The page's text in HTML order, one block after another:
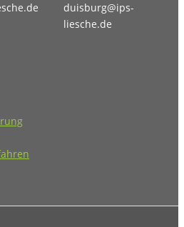
duisburg@ips-
liesche.de